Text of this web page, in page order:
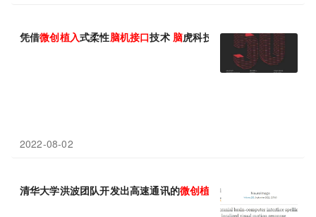
凭借微创植入式柔性脑机接口技术 脑虎科技荣登MIT TR50榜单
2022-08-02
清华大学洪波团队开发出高速通讯的微创植入 脑 接口，年底将进